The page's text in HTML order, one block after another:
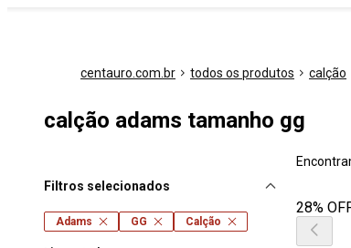
centauro.com.br todos os produtos calção
calção adams tamanho gg
Filtros selecionados
Adams GG Calção
28%